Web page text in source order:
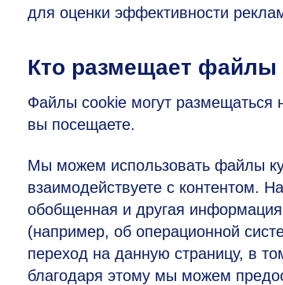
для оценки эффективности
Кто размещает файлы
Файлы cookie могут размещаться
вы посещаете.
Мы можем использовать файлы
взаимодействуете с контентом.
обобщенная и другая
(например, об операционной
переход на данную страницу, в
благодаря этому мы можем